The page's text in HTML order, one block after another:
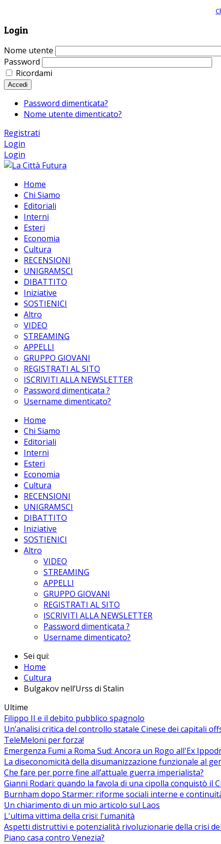
Login
Nome utente
Password
Ricordami
Accedi
Password dimenticata?
Nome utente dimenticato?
Registrati
Login
Login
Home
Chi Siamo
Editoriali
Interni
Esteri
Economia
Cultura
RECENSIONI
UNIGRAMSCI
DIBATTITO
Iniziative
SOSTIENICI
Altro
VIDEO
STREAMING
APPELLI
GRUPPO GIOVANI
REGISTRATI AL SITO
ISCRIVITI ALLA NEWSLETTER
Password dimenticata ?
Username dimenticato?
Home
Chi Siamo
Editoriali
Interni
Esteri
Economia
Cultura
RECENSIONI
UNIGRAMSCI
DIBATTITO
Iniziative
SOSTIENICI
Altro
VIDEO
STREAMING
APPELLI
GRUPPO GIOVANI
REGISTRATI AL SITO
ISCRIVITI ALLA NEWSLETTER
Password dimenticata ?
Username dimenticato?
Sei qui:
Home
Cultura
Bulgakov nell’Urss di Stalin
Ultime
Filippo II e il debito pubblico spagnolo
Un’analisi critica del controllo statale Cinese dei capitali
TeleMeloni per forza!
Emergenza Fumi a Roma Sud: Ancora un Rogo all'Ex
La diseconomicità della disumanizzazione funzionale al
Che fare per porre fine all’attuale guerra imperialista?
Gianni Rodari: quando la favola di una cipolla conquistò il
Burnham dopo Starmer: riforme sociali interne e
Un chiarimento di un mio articolo sul Laos
L'ultima vittima della crisi: l'umanità
Aspetti distruttivi e potenzialità rivoluzionarie della crisi
Piano casa contro Venezia?